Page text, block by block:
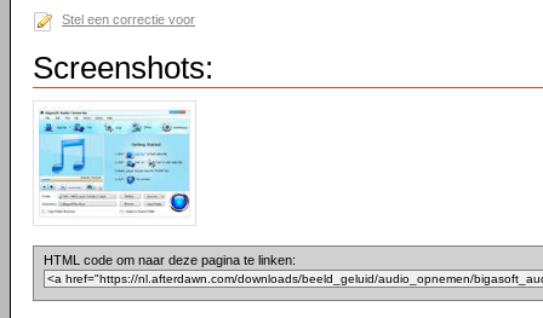
Stel een correctie voor
Screenshots:
HTML code om naar deze pagina te linken: